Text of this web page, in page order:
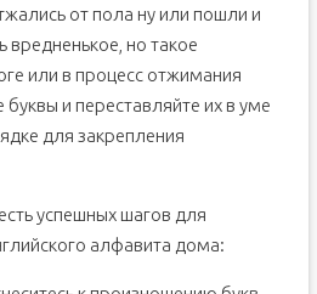
от пола ну или пошли и
вредненькое, но такое
или в процесс отжимания
и переставляйте их в уме
для закрепления
успешных шагов для
алфавита дома: